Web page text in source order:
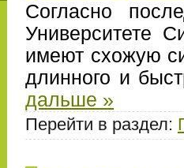
Согласно
Университете
имеют схожую
длинного и
дальше »
Перейти в раздел: